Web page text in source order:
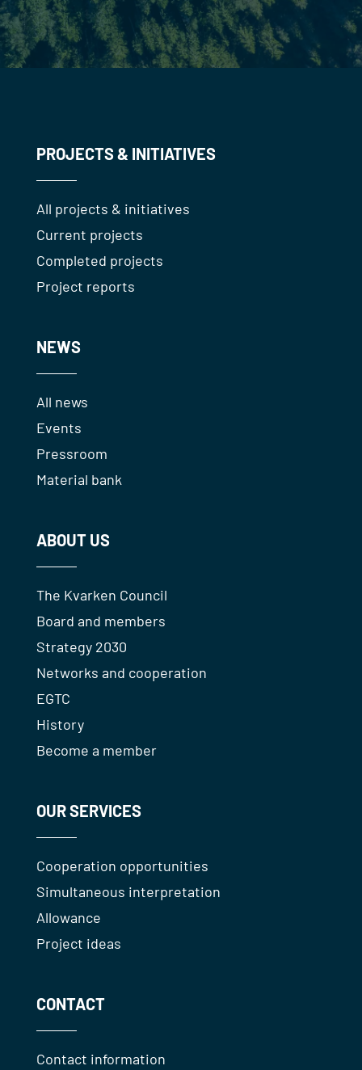
PROJECTS & INITIATIVES
All projects & initiatives
Current projects
Completed projects
Project reports
NEWS
All news
Events
Pressroom
Material bank
ABOUT US
The Kvarken Council
Board and members
Strategy 2030
Networks and cooperation
EGTC
History
Become a member
OUR SERVICES
Cooperation opportunities
Simultaneous interpretation
Allowance
Project ideas
CONTACT
Contact information